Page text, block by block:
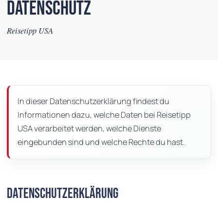
Datenschutz
Reisetipp USA
In dieser Datenschutzerklärung findest du
Informationen dazu, welche Daten bei Reisetipp
USA verarbeitet werden, welche Dienste
eingebunden sind und welche Rechte du hast.
Datenschutzerklärung